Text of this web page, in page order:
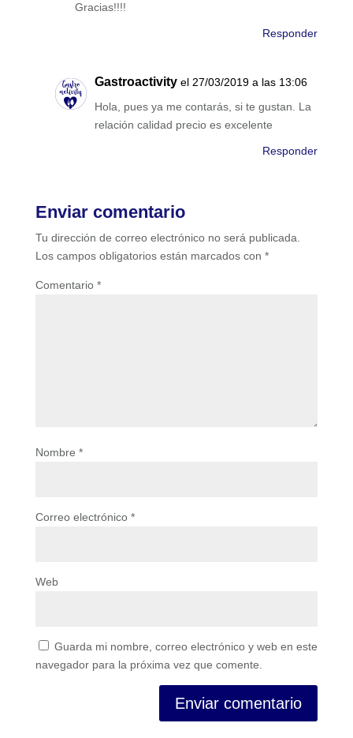
Gracias!!!!
Responder
Gastroactivity el 27/03/2019 a las 13:06
Hola, pues ya me contarás, si te gustan. La
relación calidad precio es excelente
Responder
Enviar comentario
Tu dirección de correo electrónico no será publicada.
Los campos obligatorios están marcados con *
Comentario *
Nombre *
Correo electrónico *
Web
Guarda mi nombre, correo electrónico y web en este
navegador para la próxima vez que comente.